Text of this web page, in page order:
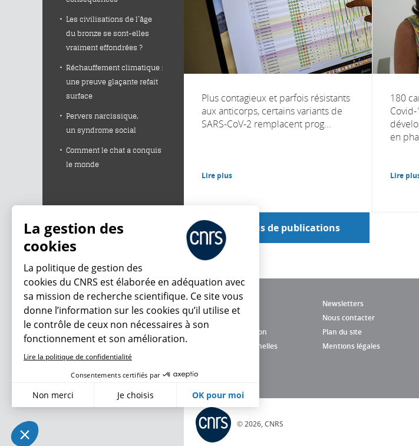
Plus contagieux et parfois résistants
aux anticorps, certains variants de
SARS-CoV-2 remplacent prog...
Lire plus
180
en
Lire
Voir plus de publications
Newsletters
Nous contacter
Charte d'utilisation
Plan du site
Données personnelles
Mentions légales
© 2026, CNRS
Les civilisations de l’âge
du bronze se sont-elles
vraiment effondrées ?
Réchauffement climatique :
une preuve glaçante refait
surface
Pervers narcissique,
un syndrome social
Comment le chat a conquis
le monde
La gestion des
cookies
La politique de gestion des
cookies du CNRS est élaborée en adéquation avec
sa mission de recherche scientifique. Ce site vous
donne l’information sur les cookies qu’il utilise et
le contrôle de ceux non nécessaires à son
fonctionnement et son amélioration.
Lire la politique de confidentialité
Consentements certifiés par
Non merci Je choisis OK pour moi
Plateforme de Gestion du Consentement : Personnalisez vos Options
Notre plateforme vous permet d'adapter et de gérer vos paramètres de confidentialité, en